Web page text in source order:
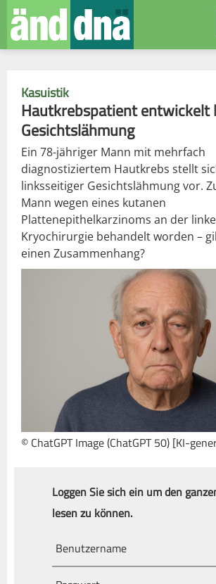
Kasuistik
Hautkrebspatient entwickelt
Gesichtslähmung
Ein 78-jähriger Mann mit mehrfach
diagnostiziertem Hautkrebs stellt
linksseitiger Gesichts­lähmung vor.
Mann wegen eines kutanen
Plattenepithelkarzinoms an der
Kryochirurgie behandelt worden –
einen Zusammenhang?
© ChatGPT Image (ChatGPT 50) [KI-
Loggen Sie sich ein um den
lesen zu können.